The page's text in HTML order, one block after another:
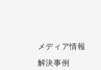
メディア情報
解決事例